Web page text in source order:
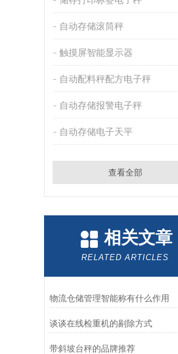
自动存储滚筒秤
触摸屏智能显示器
自动配料秤配方电子秤
自动存储报警电子秤
自动存储电子天平
查看全部
相关文章
RELATED ARTICLES
物流仓储管理智能称有什么作用
谈谈在线检重机的剔除方式
带斜坡台秤的品牌推荐